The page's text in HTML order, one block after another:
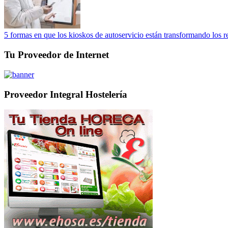
5 formas en que los kioskos de autoservicio están transformando los
Tu Proveedor de Internet
Proveedor Integral Hostelería